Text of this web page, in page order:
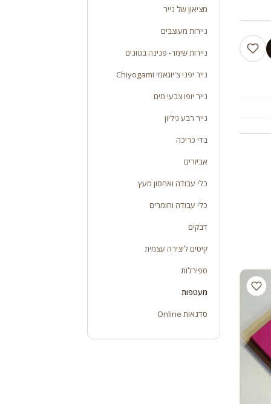
מציאון של נייר
ניירות מעוצבים
ניירות שימר- פנינה בגוונים
נייר יפני צ'יוגאמי Chiyogami
נייר יופו צבעי מים
נייר רבע גיליון
בדי כריכה
אביזרים
כלי עבודה ואחסון מעץ
כלי עבודה וחומרים
דבקים
קיטים ליצירה עצמית
ספירלות
מעטפות
סדנאות Online